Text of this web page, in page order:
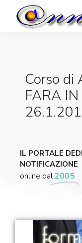
Corso di
FARA
IL PORTALE
NOTIFICAZIONE
online dal2005